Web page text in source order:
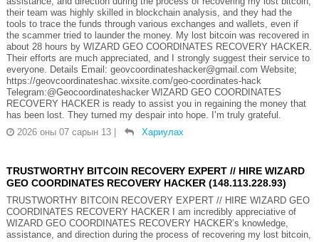
their team was highly skilled in blockchain analysis, and they had the
tools to trace the funds through various exchanges and wallets, even if
the scammer tried to launder the money. My lost bitcoin was recovered in
about 28 hours by WIZARD GEO COORDINATES RECOVERY HACKER.
Their efforts are much appreciated, and I strongly suggest their service to
everyone. Details Email: geovcoordinateshacker@gmail.com Website;
https://geovcoordinateshac.wixsite.com/geo-coordinates-hack
Telegram:@Geocoordinateshacker WIZARD GEO COORDINATES
RECOVERY HACKER is ready to assist you in regaining the money that
has been lost. They turned my despair into hope. I’m truly grateful.
2026 оны 07 сарын 13 | Хариулах
TRUSTWORTHY BITCOIN RECOVERY EXPERT // HIRE WIZARD
GEO COORDINATES RECOVERY HACKER (148.113.228.93)
TRUSTWORTHY BITCOIN RECOVERY EXPERT // HIRE WIZARD GEO
COORDINATES RECOVERY HACKER I am incredibly appreciative of
WIZARD GEO COORDINATES RECOVERY HACKER’s knowledge,
assistance, and direction during the process of recovering my lost bitcoin,